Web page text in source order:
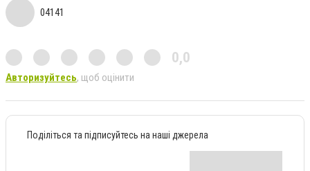
04141
0,0
Авторизуйтесь, щоб оцінити
Поділіться та підписуйтесь на наші джерела